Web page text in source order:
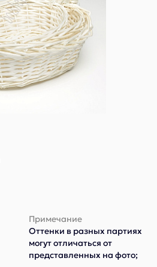
Примечание
Оттенки в разных партиях
могут отличаться от
представленных на фото;